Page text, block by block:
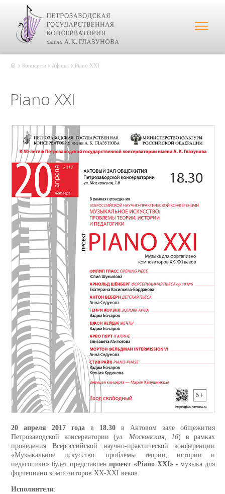
Концерты Афиша Piano XXI
Piano XXI
20 апреля 2017 года в 18.30 в Актовом зале общежития
Петрозаводской консерватории (ул. Московская, 1б) в рамках
проведения Всероссийской научно-практической конференции
«Музыкальное искусство: проблемы теории, истории и
педагогики» будет представленпроект «Piano XXI»- музыка для
фортепиано композиторов XX-XXI веков.
Исполнители: